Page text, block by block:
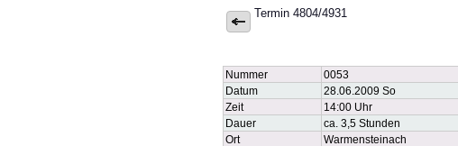
Termin 4804/4931
Nummer
0053
Datum
28.06.2009 So
Zeit
14:00 Uhr
Dauer
ca. 3,5 Stunden
Ort
Warmensteinach